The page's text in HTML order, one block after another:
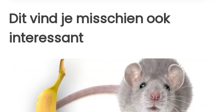
Dit vind je misschien ook
interessant